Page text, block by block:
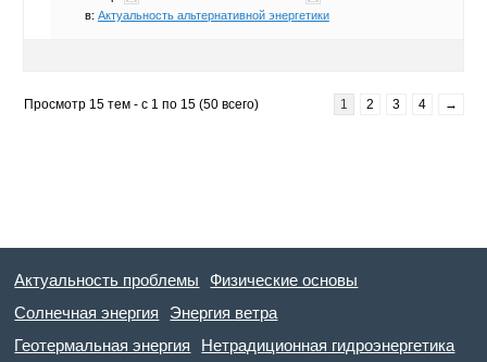
в: Актуальность альтернативной энергетики
Просмотр 15 тем - с 1 по 15 (50 всего) 1 2 3 4 →
Актуальность проблемы
Физические основы
Солнечная энергия
Энергия ветра
Геотермальная энергия
Нетрадиционная гидроэнергетика